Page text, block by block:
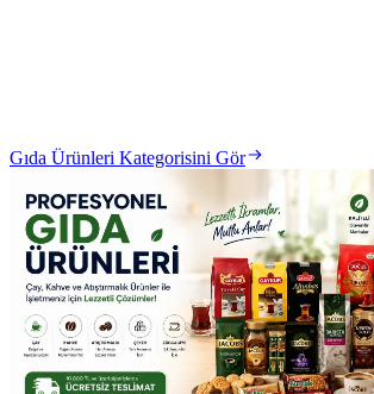
Gıda Ürünleri Kategorisini Gör